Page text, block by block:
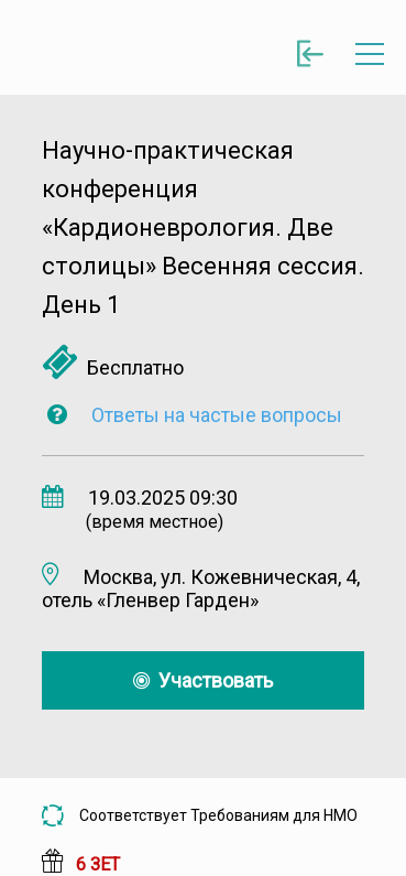
Научно-практическая
конференция
«Кардионеврология. Две
столицы» Весенняя сессия.
День 1
Бесплатно
Ответы на частые вопросы
19.03.2025 09:30
(время местное)
Москва, ул. Кожевническая, 4,
отель «Гленвер Гарден»
Участвовать
Соответствует Требованиям для НМО
6 ЗЕТ